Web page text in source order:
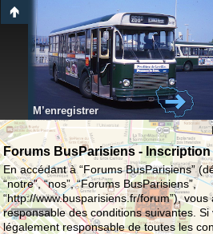
M’enregistrer
Forums BusParisiens - Inscription
En accédant à “Forums BusParisiens”
“notre”, “nos”, “Forums BusParisiens”,
“http://www.busparisiens.fr/forum”),
responsable des conditions suivantes. Si
légalement responsable de toutes les